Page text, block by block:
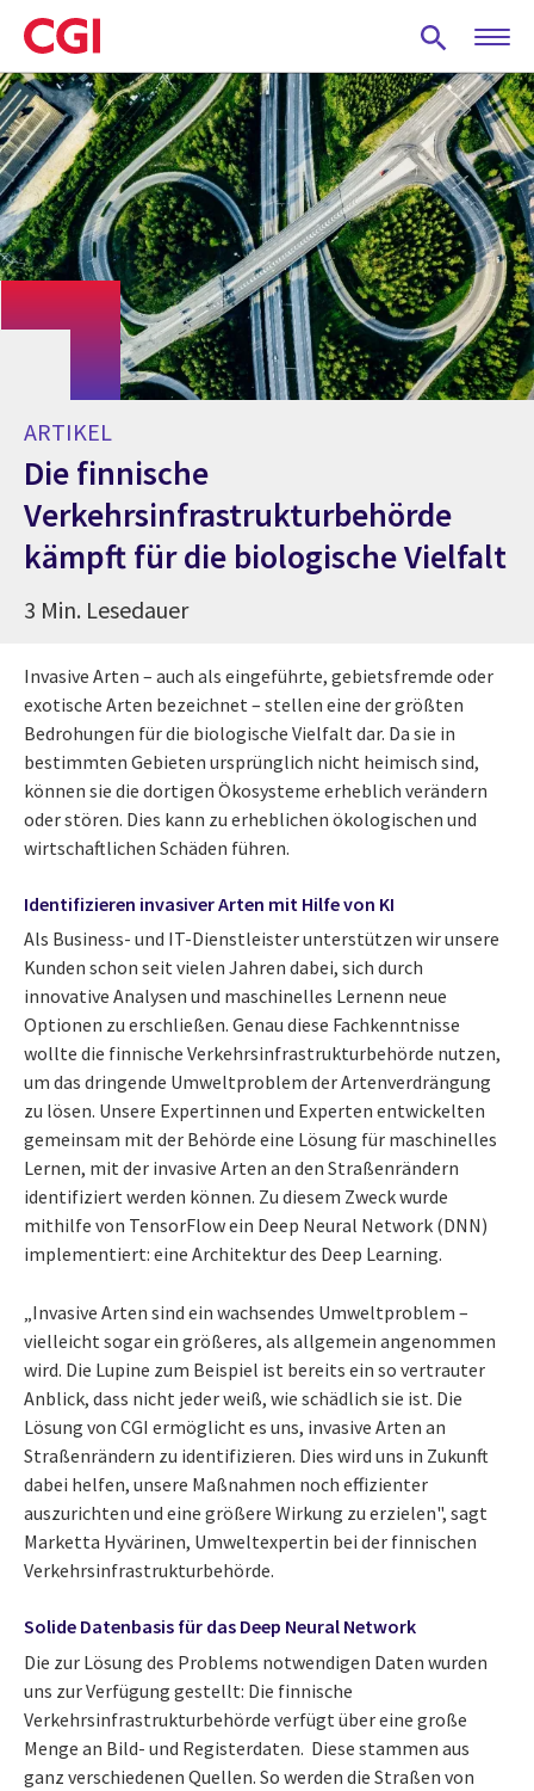
Skip
to
main
content
ARTIKEL
Die finnische
Verkehrsinfrastrukturbehörde
kämpft für die biologische Vielfalt
3 Min. Lesedauer
Invasive Arten – auch als eingeführte, gebietsfremde oder
exotische Arten bezeichnet – stellen eine der größten
Bedrohungen für die biologische Vielfalt dar. Da sie in
bestimmten Gebieten ursprünglich nicht heimisch sind,
können sie die dortigen Ökosysteme erheblich verändern
oder stören. Dies kann zu erheblichen ökologischen und
wirtschaftlichen Schäden führen.
Identifizieren invasiver Arten mit Hilfe von KI
Als Business- und IT-Dienstleister unterstützen wir unsere
Kunden schon seit vielen Jahren dabei, sich durch
innovative Analysen und maschinelles Lernenn neue
Optionen zu erschließen. Genau diese Fachkenntnisse
wollte die finnische Verkehrsinfrastrukturbehörde nutzen,
um das dringende Umweltproblem der Artenverdrängung
zu lösen. Unsere Expertinnen und Experten entwickelten
gemeinsam mit der Behörde eine Lösung für maschinelles
Lernen, mit der invasive Arten an den Straßenrändern
identifiziert werden können. Zu diesem Zweck wurde
mithilfe von TensorFlow ein Deep Neural Network (DNN)
implementiert: eine Architektur des Deep Learning.
„Invasive Arten sind ein wachsendes Umweltproblem –
vielleicht sogar ein größeres, als allgemein angenommen
wird. Die Lupine zum Beispiel ist bereits ein so vertrauter
Anblick, dass nicht jeder weiß, wie schädlich sie ist. Die
Lösung von CGI ermöglicht es uns, invasive Arten an
Straßenrändern zu identifizieren. Dies wird uns in Zukunft
dabei helfen, unsere Maßnahmen noch effizienter
auszurichten und eine größere Wirkung zu erzielen", sagt
Marketta Hyvärinen, Umweltexpertin bei der finnischen
Verkehrsinfrastrukturbehörde.
Solide Datenbasis für das Deep Neural Network
Die zur Lösung des Problems notwendigen Daten wurden
uns zur Verfügung gestellt: Die finnische
Verkehrsinfrastrukturbehörde verfügt über eine große
Menge an Bild- und Registerdaten. Diese stammen aus
ganz verschiedenen Quellen. So werden die Straßen von